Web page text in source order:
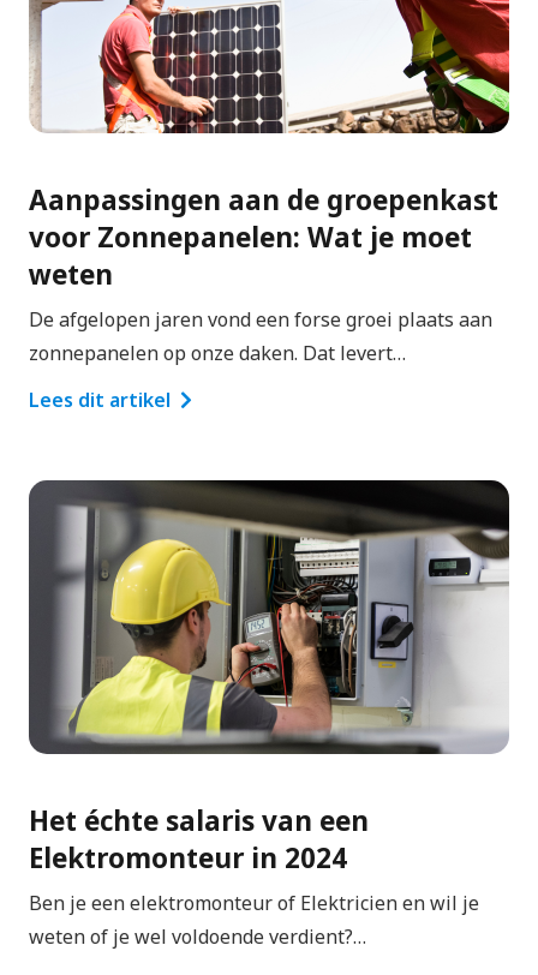
Aanpassingen aan de groepenkast
voor Zonnepanelen: Wat je moet
weten
De afgelopen jaren vond een forse groei plaats aan
zonnepanelen op onze daken. Dat levert…
Lees dit artikel
Het échte salaris van een
Elektromonteur in 2024
Ben je een elektromonteur of Elektricien en wil je
weten of je wel voldoende verdient?…